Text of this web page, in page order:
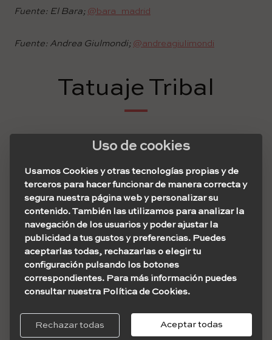
Fuente: El Bara; @bara_madrid
Fuente: Andrea Giulmondi; @andreagiulimondi
Tatuaje Tribal
Los tatuajes tribales suelen ser siluetas de símbolos o
Existe evidencia de que los indios prehistóricos, los
vikingos, o en Asia o África, ya se utilizaban estos motivos
en pinturas corporales o tatuajes. Sin embargo, los
motivos tribales, tal y como los conocemos hoy, se
originaron en la Polinesia.
Por otro lado, cada vez son más habituales los diseños
en blanco y negro.
Fuente: Caio Spada; @caio.spada
Uso de cookies
Usamos Cookies y otras tecnologías propias y de
terceros para hacer funcionar de manera correcta y
segura nuestra página web y personalizar su
contenido. También las utilizamos para analizar la
navegación de los usuarios y poder ajustar la
publicidad a tus gustos y preferencias. Puedes
aceptarlas todas, rechazarlas o elegir tu
configuración pulsando los botones
correspondientes. Para más información puedes
consultar nuestra Política de Cookies.
Rechazar todas Aceptar todas